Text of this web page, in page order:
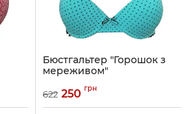
Бюстгальтер "Горошок з
мереживом"
622 250 грн